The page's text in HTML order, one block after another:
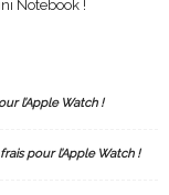
Notebook !
l’Apple Watch !
pour l’Apple Watch !